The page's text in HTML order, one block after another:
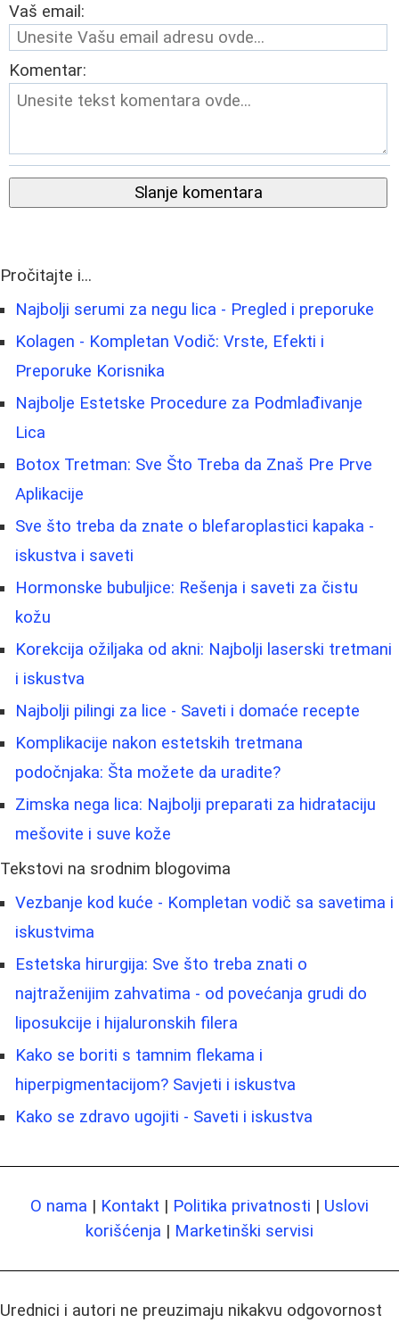
Vaš email:
Komentar:
Slanje komentara
Pročitajte i...
Najbolji serumi za negu lica - Pregled i preporuke
Kolagen - Kompletan Vodič: Vrste, Efekti i
Preporuke Korisnika
Najbolje Estetske Procedure za Podmlađivanje
Lica
Botox Tretman: Sve Što Treba da Znaš Pre Prve
Aplikacije
Sve što treba da znate o blefaroplastici kapaka -
iskustva i saveti
Hormonske bubuljice: Rešenja i saveti za čistu
kožu
Korekcija ožiljaka od akni: Najbolji laserski tretmani
i iskustva
Najbolji pilingi za lice - Saveti i domaće recepte
Komplikacije nakon estetskih tretmana
podočnjaka: Šta možete da uradite?
Zimska nega lica: Najbolji preparati za hidrataciju
mešovite i suve kože
Tekstovi na srodnim blogovima
Vezbanje kod kuće - Kompletan vodič sa savetima i
iskustvima
Estetska hirurgija: Sve što treba znati o
najtraženijim zahvatima - od povećanja grudi do
liposukcije i hijaluronskih filera
Kako se boriti s tamnim flekama i
hiperpigmentacijom? Savjeti i iskustva
Kako se zdravo ugojiti - Saveti i iskustva
O nama | Kontakt | Politika privatnosti | Uslovi
korišćenja | Marketinški servisi
Urednici i autori ne preuzimaju nikakvu odgovornost